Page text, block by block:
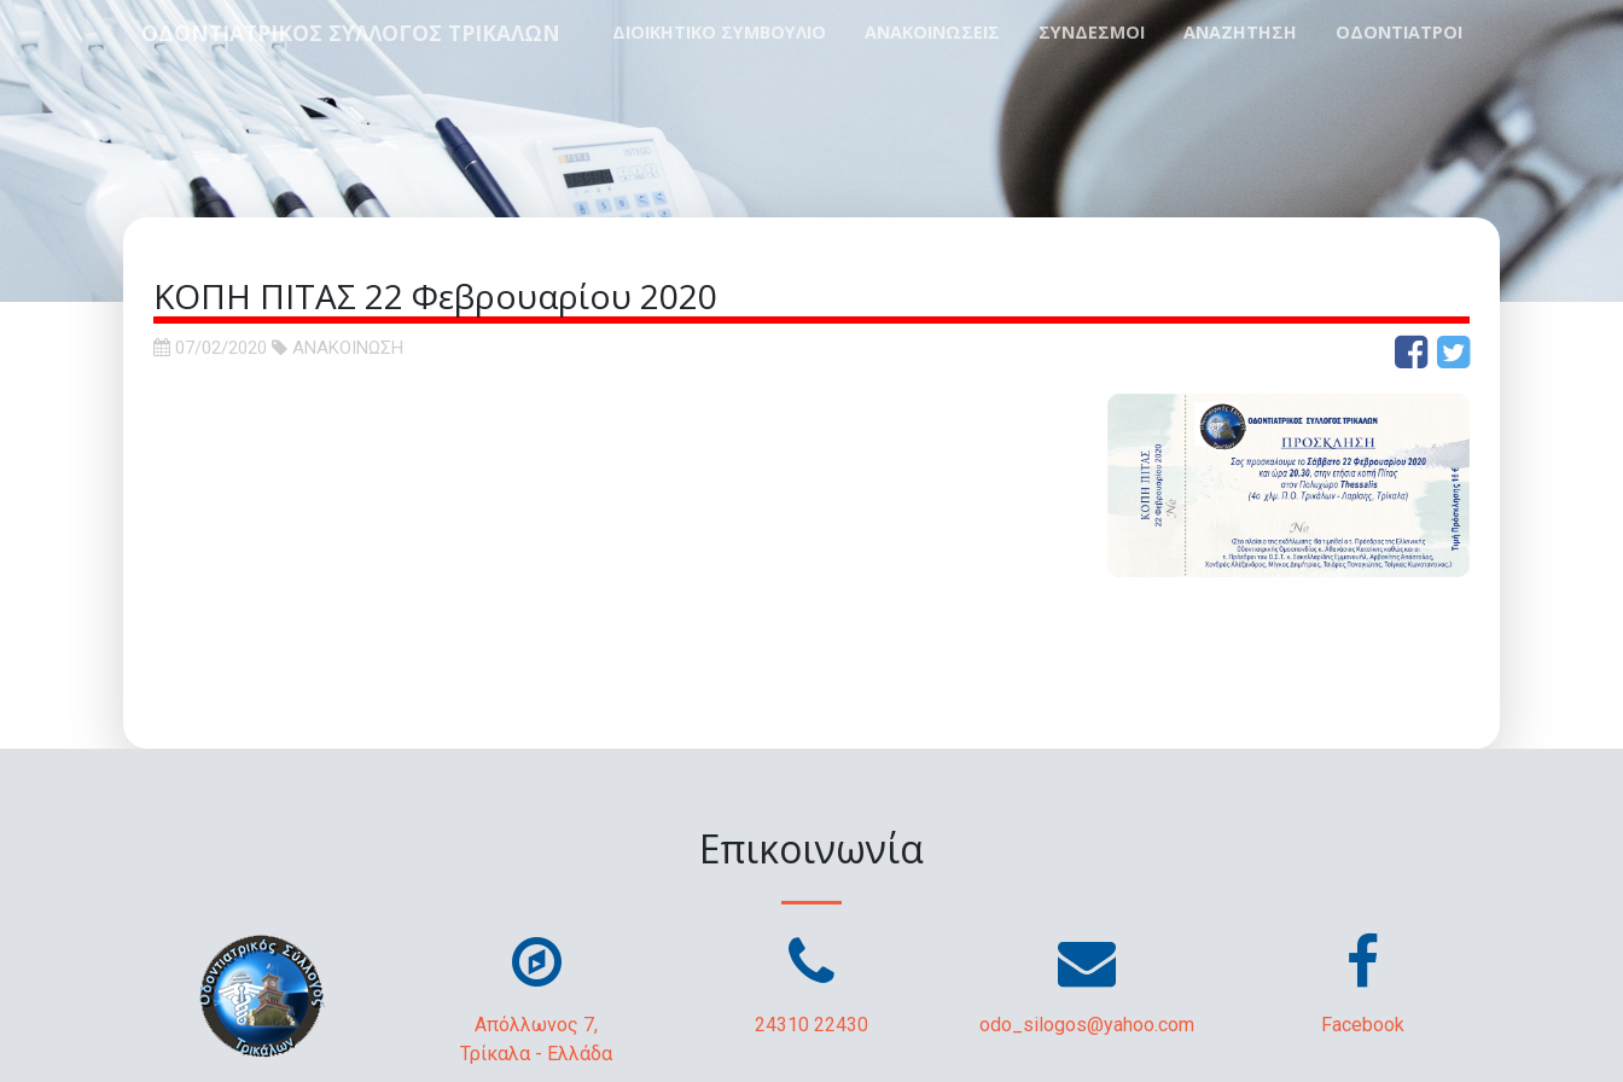
ΟΔΟΝΤΙΑΤΡΙΚΟΣ ΣΥΛΛΟΓΟΣ ΤΡΙΚΑΛΩΝ ΔΙΟΙΚΗΤΙΚΟ ΣΥΜΒΟΥΛΙΟ ΑΝΑΚΟΙΝΩΣΕΙΣ ΣΥΝΔΕΣΜΟΙ ΑΝΑΖΗΤΗΣΗ ΟΔΟΝΤΙΑΤΡΟΙ
ΚΟΠΗ ΠΙΤΑΣ 22 Φεβρουαρίου 2020
07/02/2020 ΑΝΑΚΟΙΝΩΣΗ
Επικοινωνία
Απόλλωνος 7,
Τρίκαλα - Ελλάδα
24310 22430 odo_silogos@yahoo.com Facebook